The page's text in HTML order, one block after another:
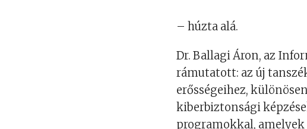
– húzta alá.
Dr. Ballagi Áron, az
rámutatott: az új
erősségeihez,
kiberbiztonsági
programokkal,